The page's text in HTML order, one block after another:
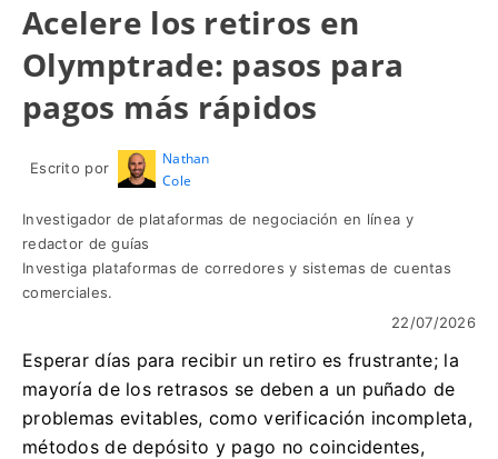
Acelere los retiros en
Olymptrade: pasos para
pagos más rápidos
Escrito por
Nathan
Cole
Investigador de plataformas de negociación en línea y
redactor de guías
Investiga plataformas de corredores y sistemas de cuentas
comerciales.
22/07/2026
Esperar días para recibir un retiro es frustrante; la
mayoría de los retrasos se deben a un puñado de
problemas evitables, como verificación incompleta,
métodos de depósito y pago no coincidentes,